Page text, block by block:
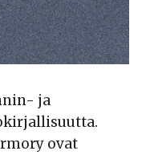
ja
ovat